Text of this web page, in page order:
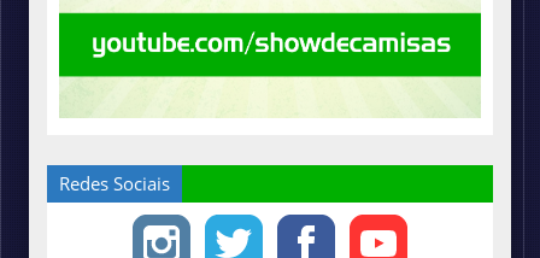
Redes Sociais